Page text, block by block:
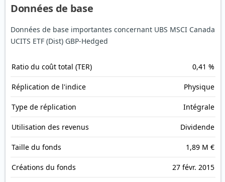
Données de base
Données de base importantes concernant UBS MSCI Canada
UCITS ETF (Dist) GBP-Hedged
Ratio du coût total (TER) 0,41 %
Réplication de l'indice Physique
Type de réplication Intégrale
Utilisation des revenus Dividende
Taille du fonds 1,89 M €
Créations du fonds 27 févr. 2015